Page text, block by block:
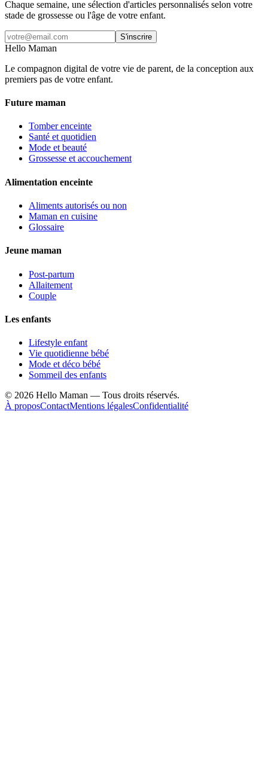
Chaque semaine, une sélection d'articles personnalisés selon votre
stade de grossesse ou l'âge de votre enfant.
S'inscrire
Hello Maman
Le compagnon digital de votre vie de parent, de la conception aux
premiers pas de votre enfant.
Future maman
Tomber enceinte
Santé et quotidien
Mode et beauté
Grossesse et accouchement
Alimentation enceinte
Aliments autorisés ou non
Maman en cuisine
Glossaire
Jeune maman
Post-partum
Allaitement
Couple
Les enfants
Lifestyle enfant
Vie quotidienne bébé
Mode et déco bébé
Sommeil des enfants
© 2026 Hello Maman — Tous droits réservés.
À proposContactMentions légalesConfidentialité